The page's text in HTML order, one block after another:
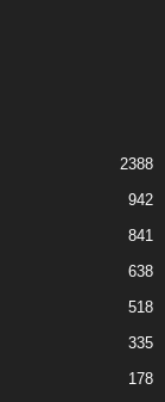
2388
942
841
638
518
335
178